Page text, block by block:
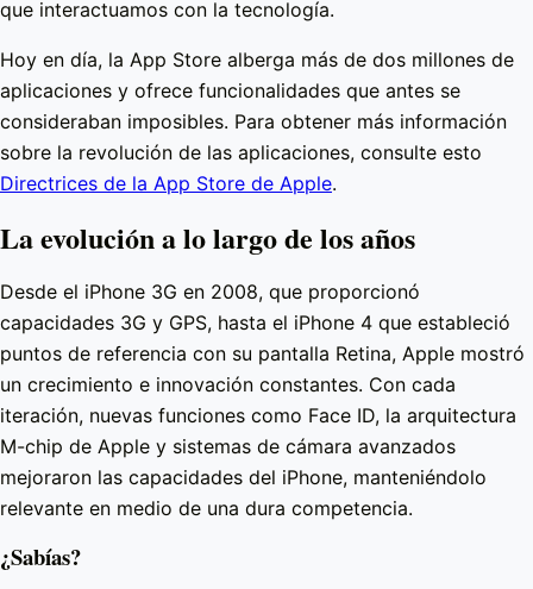
que interactuamos con la tecnología.
Hoy en día, la App Store alberga más de dos millones de
aplicaciones y ofrece funcionalidades que antes se
consideraban imposibles. Para obtener más información
sobre la revolución de las aplicaciones, consulte esto
Directrices de la App Store de Apple.
La evolución a lo largo de los años
Desde el iPhone 3G en 2008, que proporcionó
capacidades 3G y GPS, hasta el iPhone 4 que estableció
puntos de referencia con su pantalla Retina, Apple mostró
un crecimiento e innovación constantes. Con cada
iteración, nuevas funciones como Face ID, la arquitectura
M-chip de Apple y sistemas de cámara avanzados
mejoraron las capacidades del iPhone, manteniéndolo
relevante en medio de una dura competencia.
¿Sabías?